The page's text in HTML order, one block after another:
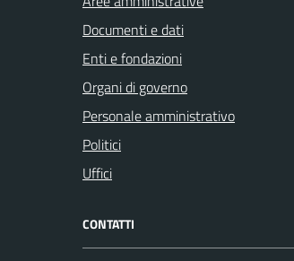
Documenti e dati
Enti e fondazioni
Organi di governo
Personale amministrativo
Politici
Uffici
CONTATTI